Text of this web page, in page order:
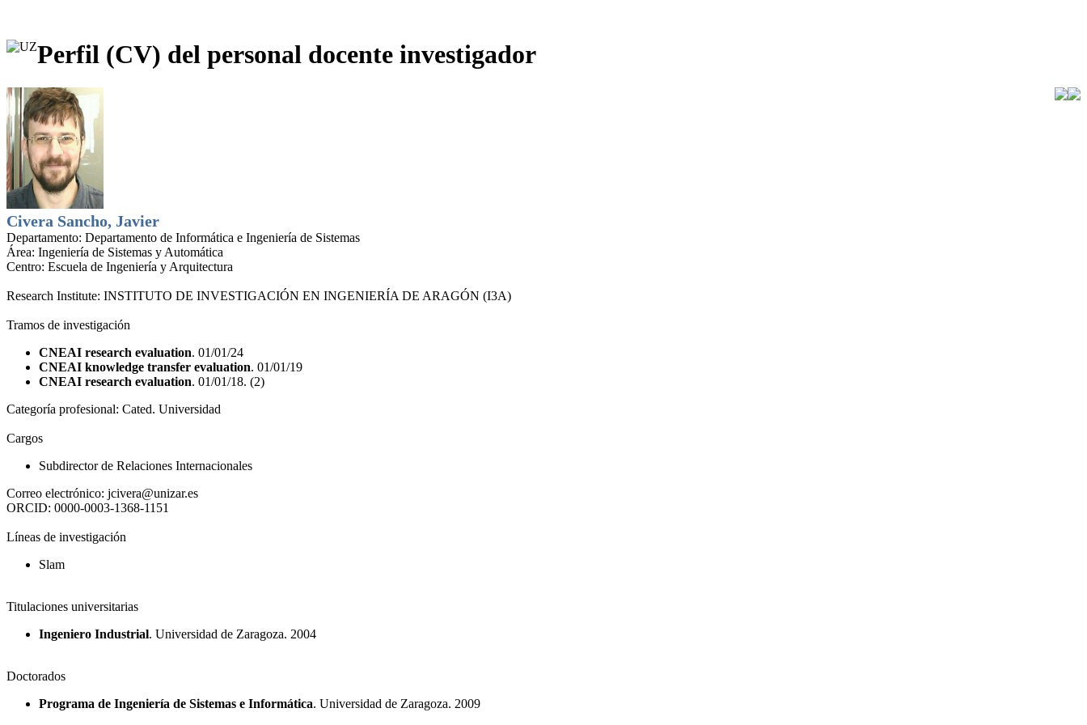
Perfil (CV) del personal docente investigador
Civera Sancho, Javier
Departamento: Departamento de Informática e Ingeniería de Sistemas
Área: Ingeniería de Sistemas y Automática
Centro: Escuela de Ingeniería y Arquitectura
Research Institute: INSTITUTO DE INVESTIGACIÓN EN INGENIERÍA DE ARAGÓN (I3A)
Tramos de investigación
CNEAI research evaluation. 01/01/24
CNEAI knowledge transfer evaluation. 01/01/19
CNEAI research evaluation. 01/01/18. (2)
Categoría profesional: Cated. Universidad
Cargos
Subdirector de Relaciones Internacionales
Correo electrónico: jcivera@unizar.es
ORCID: 0000-0003-1368-1151
Líneas de investigación
Slam
Titulaciones universitarias
Ingeniero Industrial. Universidad de Zaragoza. 2004
Doctorados
Programa de Ingeniería de Sistemas e Informática. Universidad de Zaragoza. 2009